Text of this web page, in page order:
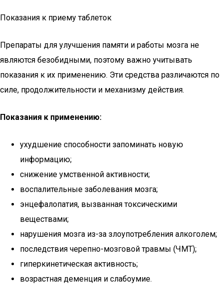
Показания к приему таблеток
Препараты для улучшения памяти и работы мозга не
являются безобидными, поэтому важно учитывать
показания к их применению. Эти средства различаются по
силе, продолжительности и механизму действия.
Показания к применению:
ухудшение способности запоминать новую
информацию;
снижение умственной активности;
воспалительные заболевания мозга;
энцефалопатия, вызванная токсическими
веществами;
нарушения мозга из-за злоупотребления алкоголем;
последствия черепно-мозговой травмы (ЧМТ);
гиперкинетическая активность;
возрастная деменция и слабоумие.